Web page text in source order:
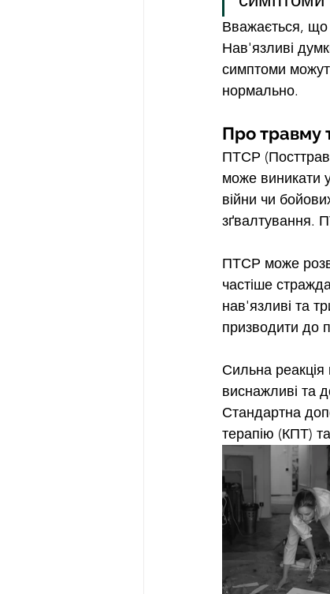
Вважається, що
Нав'язливі
симптоми
нормально.
Про травму
ПТСР
може виникати
війни чи
зґвалтування.
ПТСР може
частіше
нав'язливі та
призводити до
Сильна
виснажливі та
Стандартна
терапію (КПТ)